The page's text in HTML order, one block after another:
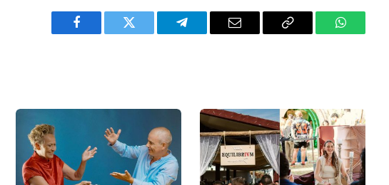
Facebook Twitter Telegram Email
Copy
WhatsApp